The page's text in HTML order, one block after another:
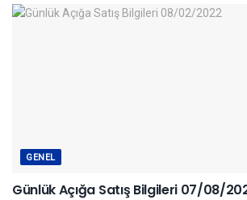
GENEL
Günlük Açığa Satış Bilgileri 07/08/